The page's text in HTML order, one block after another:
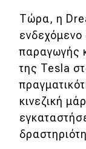
Κόσμος
Τεχνολογία
Ασφάλεια
Αγορά
Απόψεις
Τώρα, η
ενδεχόμενο
παραγωγής
της Tesla
κινεζική